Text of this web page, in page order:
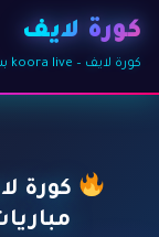
كورة لايف
كورة لايف – koora live بث مباشر مباريات اليوم